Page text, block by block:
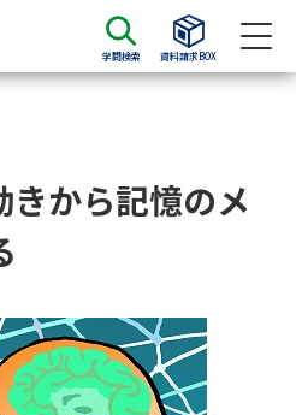
学問検索 資料請求BOX
求
大学入学共通テスト利用選抜の
募集要項＆願書
きから記憶のメ